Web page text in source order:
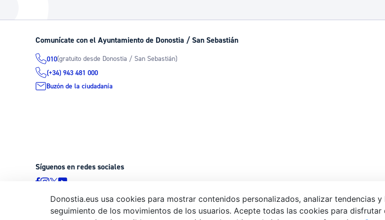
La ciudad futura
Avisos
Comunícate con el Ayuntamiento de Donostia / San Sebastián
010(gratuito desde Donostia / San Sebastián)
(+34) 943 481 000
Buzón de la ciudadanía
Síguenos en redes sociales
© Donostiako Udala - Ayuntamiento de Donostia / San Sebastián Ijentea 1,
Donostia.eus usa cookies para mostrar contenidos personalizados, analizar tendencias y
seguimiento de los movimientos de los usuarios. Acepte todas las cookies para disfrutar